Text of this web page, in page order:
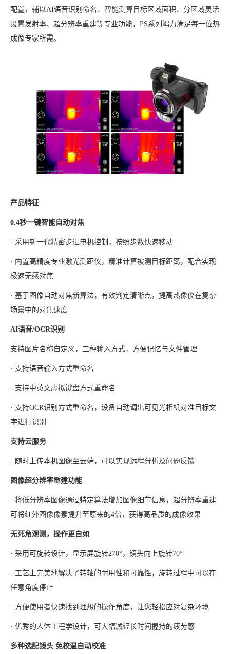
配置，辅以AI语音识别命名、智能测算目标区域面积、分区域灵活
设置发射率、超分辨率重建等专业功能，PS系列竭力满足每一位热
成像专家所需。
产品特征
0.4秒一键智能自动对焦
· 采用新一代精密步进电机控制，按照步数快速移动
· 内置高精度专业激光测距仪，精准计算被测目标距离，配合实现
极速无感对焦
· 基于图像自动对焦新算法，有效判定清晰点，提高热像仪在复杂
场景中的对焦速度
AI语音/OCR识别
支持图片名称自定义，三种输入方式，方便记忆与文件管理
· 支持语音输入方式重命名
· 支持中英文虚拟键盘方式重命名
· 支持OCR识别方式重命名，设备自动调出可见光相机对准目标文
字进行识别
支持云服务
· 随时上传本机图像至云端，可以实现远程分析及问题反馈
图像超分辨率重建功能
· 将低分辨率图像通过特定算法增加图像细节信息，超分辨率重建
可将红外图像像素提升至原来的4倍，获得高品质的成像效果
无死角观测，操作更自如
· 采用可旋转设计，显示屏旋转270°，镜头向上旋转70°
· 工艺上完美地解决了转轴的耐用性和可靠性，旋转过程中可以在
任意角度停止
· 方便使用者快速找到理想的操作角度，让您轻松应对复杂环境
· 优秀的人体工程学设计，可大幅减轻长时间握持的疲劳感
多种选配镜头 免校温自动校准